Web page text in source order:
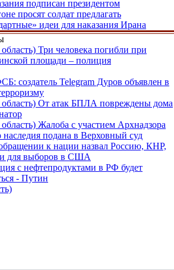
подписан президентом
просят солдат предлагать
идеи для наказания Ирана
Три человека погибли при
площади – полиция
создатель Telegram Дуров объявлен в
От атак БПЛА повреждены дома
Жалоба с участием Архнадзора
наследия подана в Верховный суд
к нации назвал Россию, КНР,
для выборов в США
с нефтепродуктами в РФ будет
- Путин